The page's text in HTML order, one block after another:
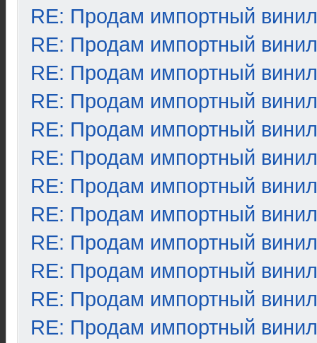
RE: Продам импортный винил
RE: Продам импортный винил
RE: Продам импортный винил
RE: Продам импортный винил
RE: Продам импортный винил
RE: Продам импортный винил
RE: Продам импортный винил
RE: Продам импортный винил
RE: Продам импортный винил
RE: Продам импортный винил
RE: Продам импортный винил
RE: Продам импортный винил